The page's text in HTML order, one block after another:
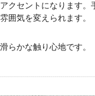
クセントになります。
囲気を変えられます。
らかな触り心地です。